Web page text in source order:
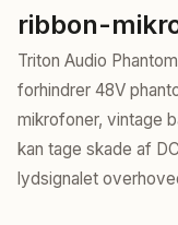
ribbon-
Triton Audio
forhindrer 48V
mikrofoner, vintage
kan tage skade af
lydsignalet